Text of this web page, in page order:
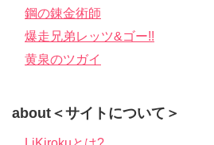
鋼の錬金術師
爆走兄弟レッツ&ゴー!!
黄泉のツガイ
about＜サイトについて＞